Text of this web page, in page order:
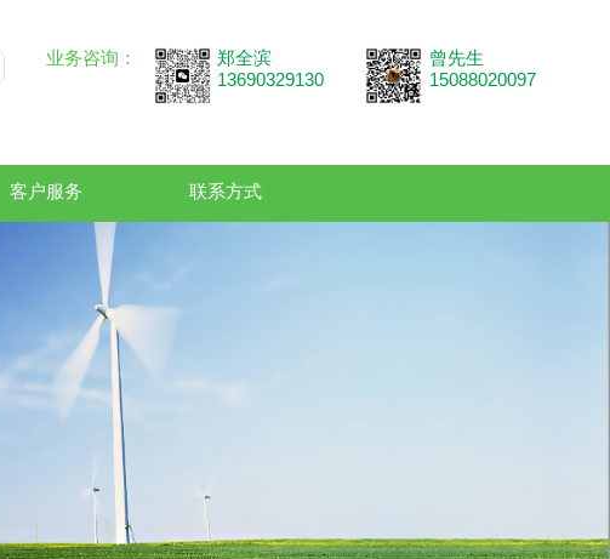
业务咨询：
郑全滨
13690329130
曾先生
15088020097
客户服务 联系方式